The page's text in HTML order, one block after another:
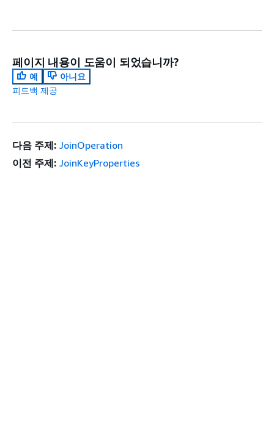
페이지 내용이 도움이 되었습니까?
예
아니요
피드백 제공
다음 주제: JoinOperation
이전 주제: JoinKeyProperties